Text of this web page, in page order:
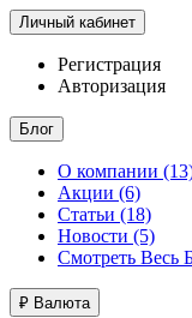
Личный кабинет
Регистрация
Авторизация
Блог
О компании
Акции (6)
Статьи (18)
Новости (5)
Смотреть Весь
₽ Валюта